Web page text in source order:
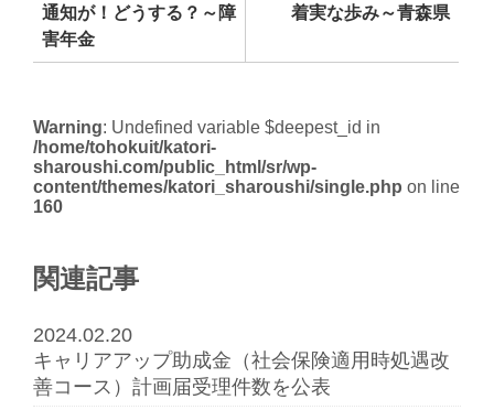
通知が！どうする？～障
害年金
着実な歩み～青森県
Warning: Undefined variable $deepest_id in
/home/tohokuit/katori-
sharoushi.com/public_html/sr/wp-
content/themes/katori_sharoushi/single.php on line
160
関連記事
2024.02.20
キャリアアップ助成金（社会保険適用時処遇改
善コース）計画届受理件数を公表